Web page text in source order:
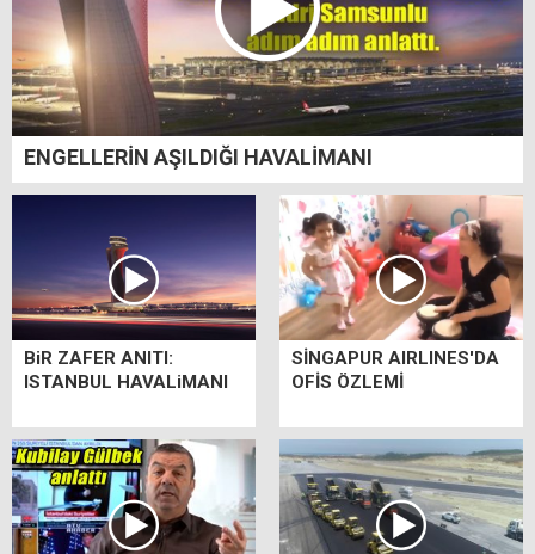
ENGELLERİN AŞILDIĞI HAVALİMANI
BiR ZAFER ANITI:
ISTANBUL HAVALiMANI
SİNGAPUR AIRLINES'DA
OFİS ÖZLEMİ